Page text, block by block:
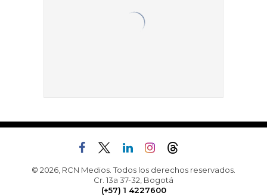
© 2026, RCN Medios. Todos los derechos reservados.
Cr. 13a 37-32, Bogotá
(+57) 1 4227600